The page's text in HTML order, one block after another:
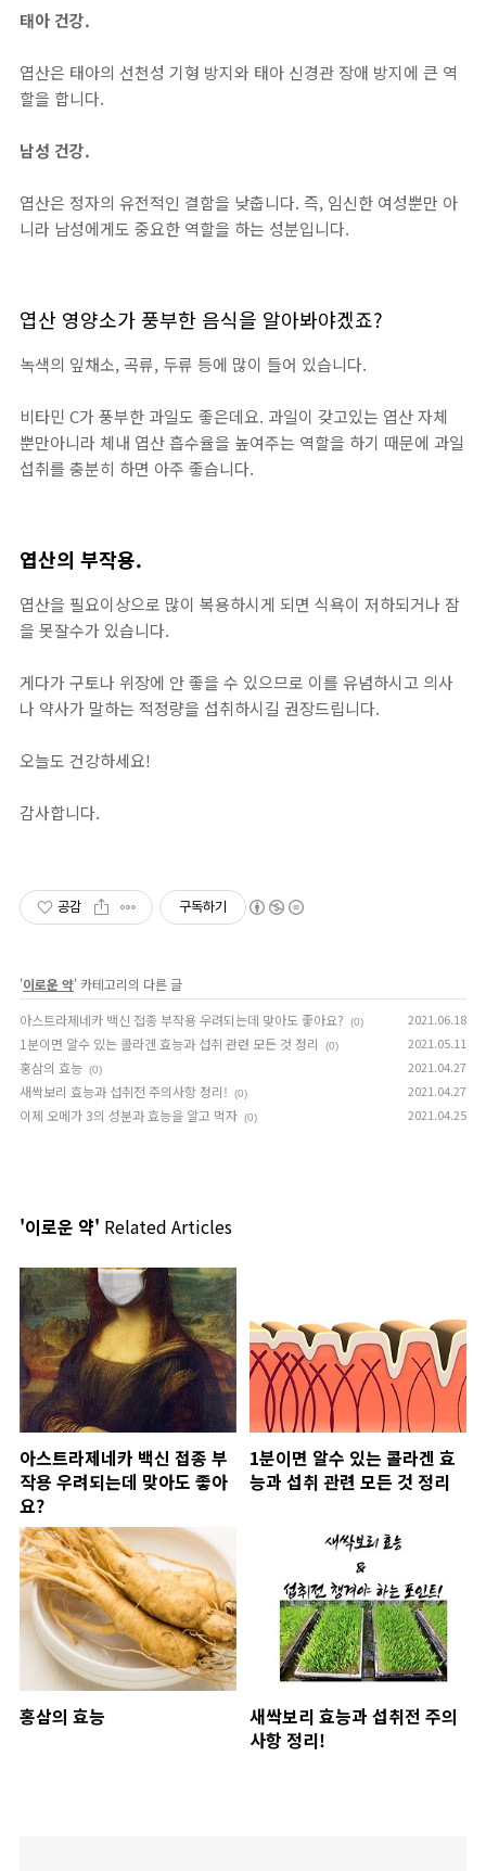
태아 건강.
엽산은 태아의 선천성 기형 방지와 태아 신경관 장애 방지에 큰 역
할을 합니다.
남성 건강.
엽산은 정자의 유전적인 결함을 낮춥니다. 즉, 임신한 여성뿐만 아
니라 남성에게도 중요한 역할을 하는 성분입니다.
엽산 영양소가 풍부한 음식을 알아봐야겠죠?
녹색의 잎채소, 곡류, 두류 등에 많이 들어 있습니다.
비타민 C가 풍부한 과일도 좋은데요. 과일이 갖고있는 엽산 자체
뿐만아니라 체내 엽산 흡수율을 높여주는 역할을 하기 때문에 과일
섭취를 충분히 하면 아주 좋습니다.
엽산의 부작용.
엽산을 필요이상으로 많이 복용하시게 되면 식욕이 저하되거나 잠
을 못잘수가 있습니다.
게다가 구토나 위장에 안 좋을 수 있으므로 이를 유념하시고 의사
나 약사가 말하는 적정량을 섭취하시길 권장드립니다.
오늘도 건강하세요!
감사합니다.
공감 구독하기
'이로운 약' 카테고리의 다른 글
아스트라제네카 백신 접종 부작용 우려되는데 맞아도 좋아요?
(0) 2021.06.18
1분이면 알수 있는 콜라겐 효능과 섭취 관련 모든 것 정리 (0) 2021.05.11
홍삼의 효능 (0) 2021.04.27
새싹보리 효능과 섭취전 주의사항 정리! (0) 2021.04.27
이제 오메가 3의 성분과 효능을 알고 먹자 (0) 2021.04.25
'이로운 약' Related Articles
아스트라제네카 백신 접종 부
작용 우려되는데 맞아도 좋아
요?
1분이면 알수 있는 콜라겐 효
능과 섭취 관련 모든 것 정리
홍삼의 효능
새싹보리 효능과 섭취전 주의
사항 정리!